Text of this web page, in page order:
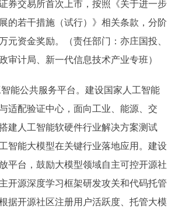
券交易所首次上市，按照《关于进一步
的若干措施（试行）》相关条款，分阶
元资金奖励。（责任部门：亦庄国投、
审计局、新一代信息技术产业专班）
能公共服务平台。建设国家人工智能
适配验证中心，面向工业、能源、交
建人工智能软硬件行业解决方案测试
智能大模型在关键行业落地应用。建设
平台，鼓励大模型领域自主可控开源社
开源深度学习框架研发攻关和代码托管
据开源社区注册用户活跃度、托管大模